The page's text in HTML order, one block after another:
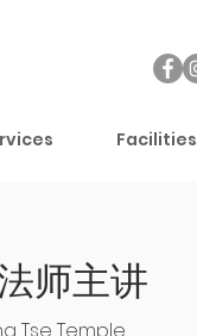
Facilities
师主讲
Tse Temple